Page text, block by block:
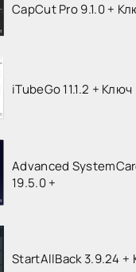
CapCut Pro 9.1.0 +
iTubeGo 11.1.2 + Ключ
Advanced
19.5.0 +
StartAllBack 3.9.24 +